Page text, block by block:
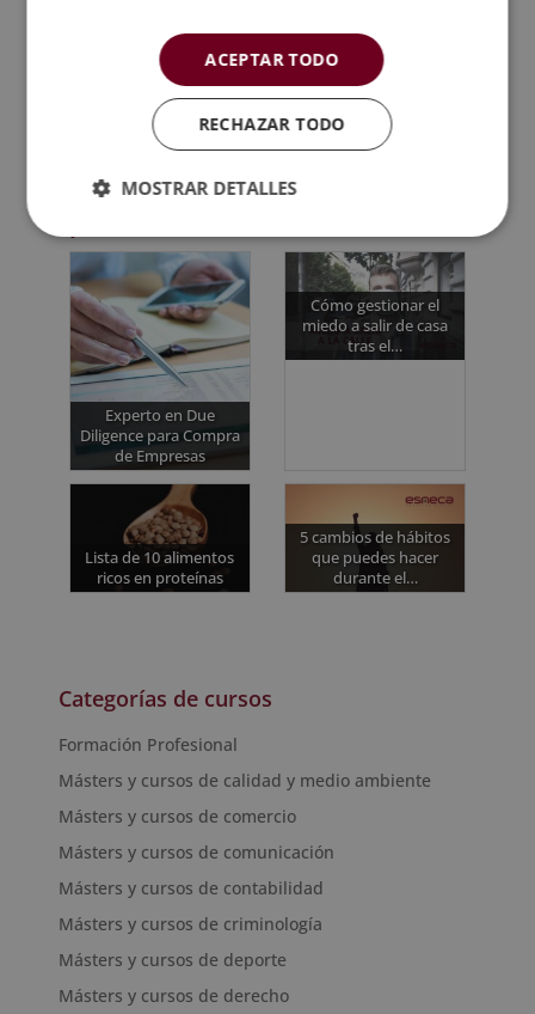
y echa mano de tu móvil o de tu tarjeta de crédito.
Experto en Due
Diligence para Compra
de Empresas
Cómo gestionar el
miedo a salir de casa
tras el…
Lista de 10 alimentos
ricos en proteínas
5 cambios de hábitos
que puedes hacer
durante el…
Categorías de cursos
Formación Profesional
Másters y cursos de calidad y medio ambiente
Másters y cursos de comercio
Másters y cursos de comunicación
Másters y cursos de contabilidad
Másters y cursos de criminología
Másters y cursos de deporte
Másters y cursos de derecho
ACEPTAR TODO
RECHAZAR TODO
MOSTRAR DETALLES